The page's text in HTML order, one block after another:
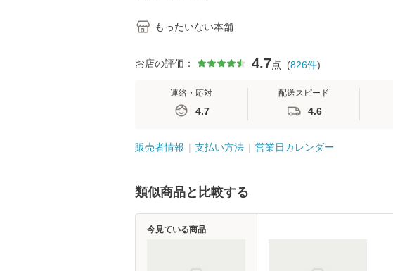
もったいない本舗
お店の評価： 4.7点 (826件)
連絡・応対
4.7
配送スピード
4.6
販売者情報 支払い方法 営業日カレンダー
類似商品と比較する
今見ている商品